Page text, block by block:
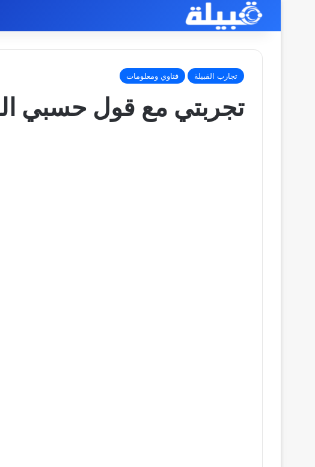
تجارب القبيلة فتاوي ومعلومات
تجربتي مع قول حسبي